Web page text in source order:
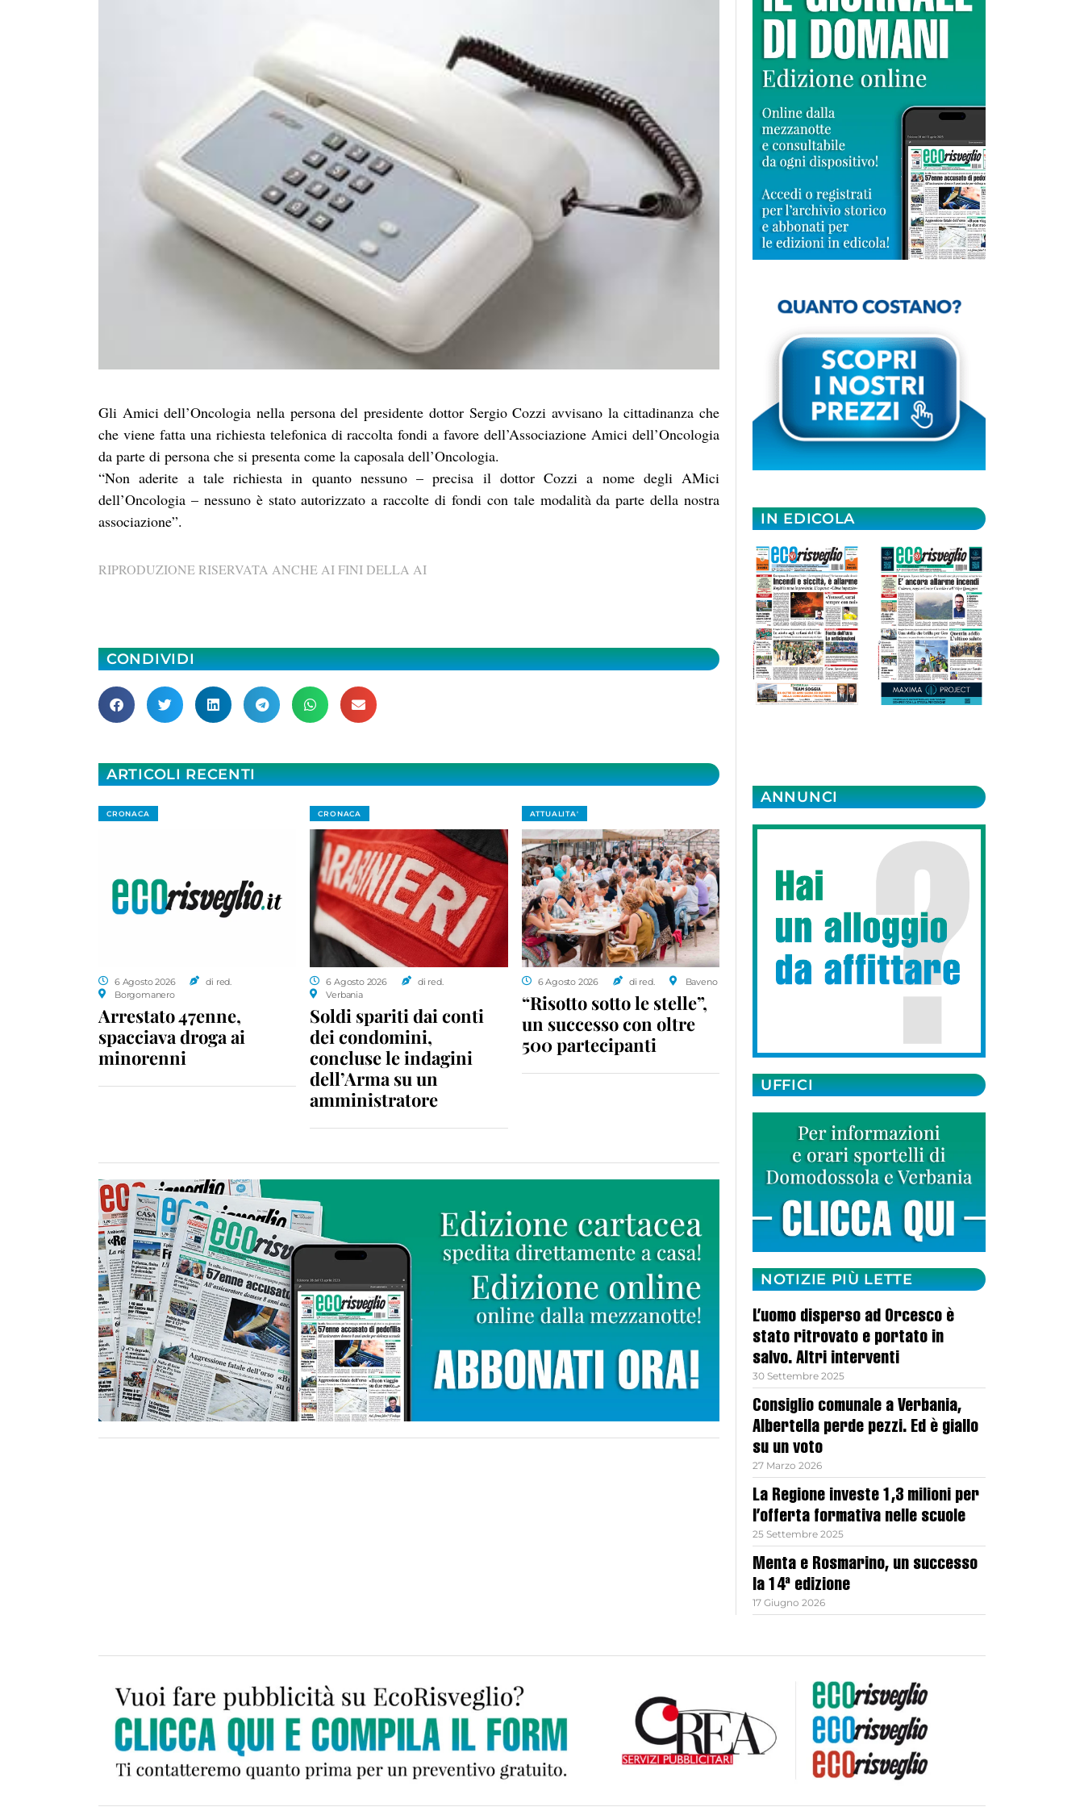
Gli Amici dell’Oncologia nella persona del presidente dottor Sergio Cozzi avvisano la cittadinanza che
che viene fatta una richiesta telefonica di raccolta fondi a favore dell’Associazione Amici dell’Oncologia
da parte di persona che si presenta come la caposala dell’Oncologia.
“Non aderite a tale richiesta in quanto nessuno – precisa il dottor Cozzi a nome degli AMici
dell’Oncologia – nessuno è stato autorizzato a raccolte di fondi con tale modalità da parte della nostra
associazione”.
RIPRODUZIONE RISERVATA ANCHE AI FINI DELLA AI
CONDIVIDI
ARTICOLI RECENTI
CRONACA
6 Agosto 2026
di red.
Borgomanero
Arrestato 47enne,
spacciava droga ai
minorenni
CRONACA
6 Agosto 2026
di red.
Verbania
Soldi spariti dai conti
dei condomini,
concluse le indagini
dell’Arma su un
amministratore
ATTUALITA'
6 Agosto 2026 di red. Baveno
“Risotto sotto le stelle”,
un successo con oltre
500 partecipanti
IN EDICOLA
ANNUNCI
UFFICI
NOTIZIE PIÙ LETTE
L’uomo disperso ad Orcesco è
stato ritrovato e portato in
salvo. Altri interventi
30 Settembre 2025
Consiglio comunale a Verbania,
Albertella perde pezzi. Ed è giallo
su un voto
27 Marzo 2026
La Regione investe 1,3 milioni per
l’offerta formativa nelle scuole
25 Settembre 2025
Menta e Rosmarino, un successo
la 14ª edizione
17 Giugno 2026